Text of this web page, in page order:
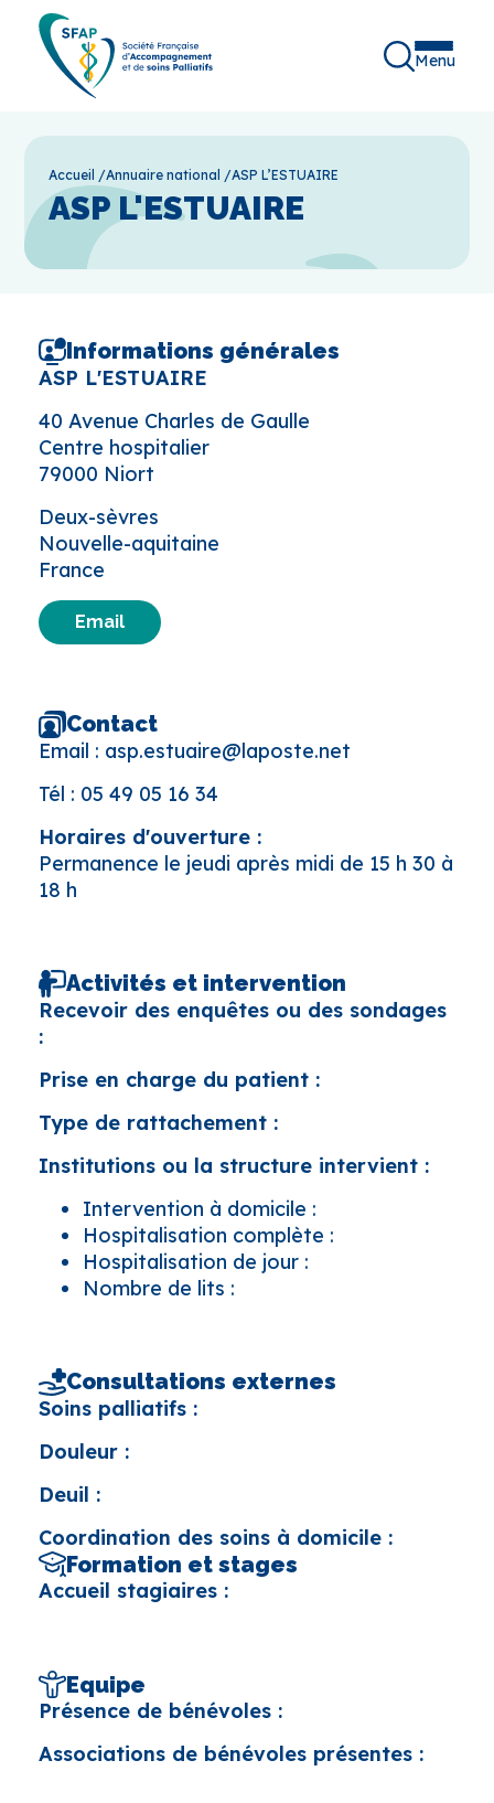
Menu
Accueil /Annuaire national /ASP L’ESTUAIRE
ASP L'ESTUAIRE
Informations générales
ASP L'ESTUAIRE
40 Avenue Charles de Gaulle
Centre hospitalier
79000 Niort
Deux-sèvres
Nouvelle-aquitaine
France
Email
Contact
Email : asp.estuaire@laposte.net
Tél : 05 49 05 16 34
Horaires d'ouverture :
Permanence le jeudi après midi de 15 h 30 à
18 h
Activités et intervention
Recevoir des enquêtes ou des sondages
:
Prise en charge du patient :
Type de rattachement :
Institutions ou la structure intervient :
Intervention à domicile :
Hospitalisation complète :
Hospitalisation de jour :
Nombre de lits :
Consultations externes
Soins palliatifs :
Douleur :
Deuil :
Coordination des soins à domicile :
Formation et stages
Accueil stagiaires :
Equipe
Présence de bénévoles :
Associations de bénévoles présentes :